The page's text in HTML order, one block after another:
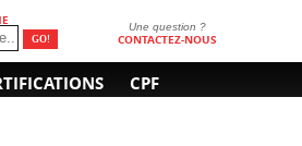
Une question ?
CONTACTEZ-NOUS
CPF